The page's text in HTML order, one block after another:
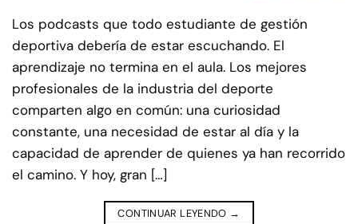
Los podcasts que todo estudiante de gestión
deportiva debería de estar escuchando. El
aprendizaje no termina en el aula. Los mejores
profesionales de la industria del deporte
comparten algo en común: una curiosidad
constante, una necesidad de estar al día y la
capacidad de aprender de quienes ya han recorrido
el camino. Y hoy, gran […]
CONTINUAR LEYENDO →